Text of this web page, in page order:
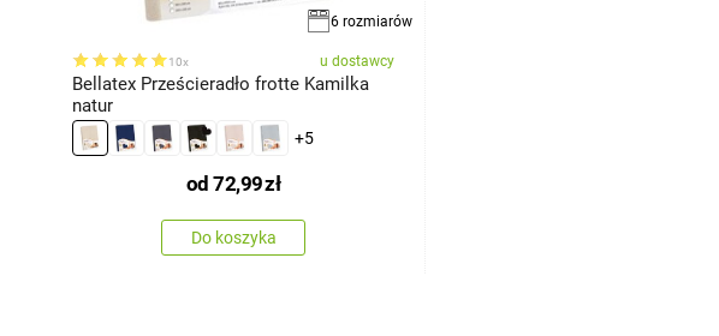
6 rozmiarów
10x u dostawcy
Bellatex Prześcieradło frotte Kamilka
natur
+5
od 72,99zł
Do koszyka